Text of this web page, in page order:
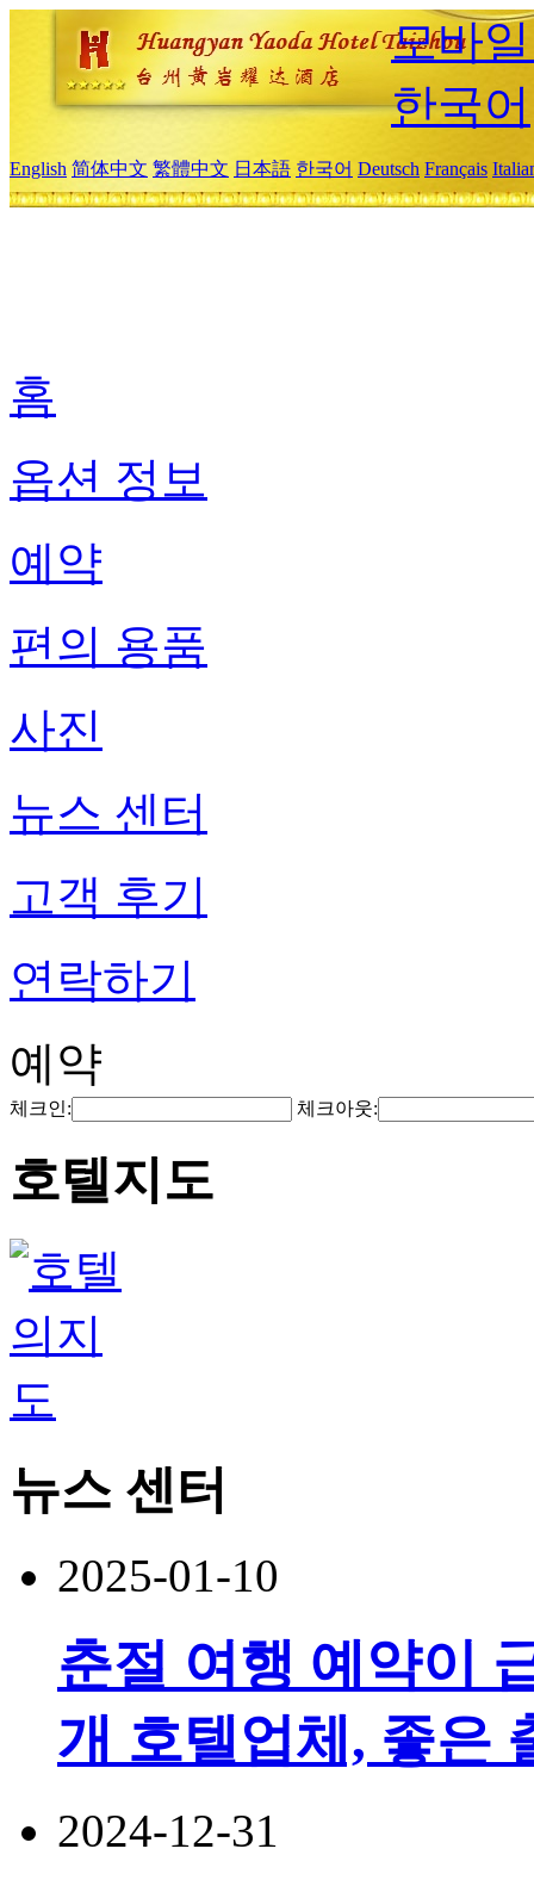
모바
한국어
English 简体中文 繁體中文 日本語 한국어 Deutsch Français
홈
옵션 정보
예약
편의 용품
사진
뉴스 센터
고객 후기
연락하기
예약
체크인: 체크아웃:
호텔지도
뉴스 센터
2025-01-10
춘절 여행 예약이
개 호텔업체, 좋은
2024-12-31